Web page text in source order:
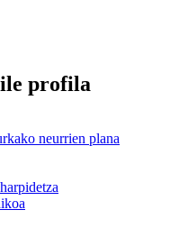
profila
neurrien plana